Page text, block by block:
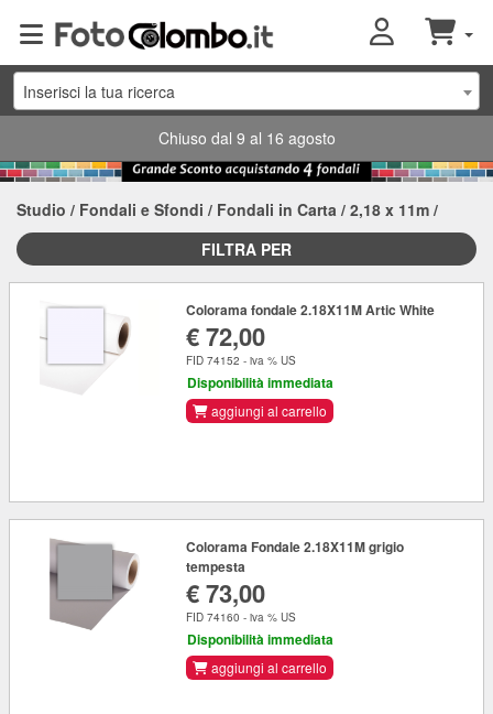
Inserisci la tua ricerca
Chiuso dal 9 al 16 agosto
Studio / Fondali e Sfondi / Fondali in Carta / 2,18 x 11m /
FILTRA PER
Colorama fondale 2.18X11M Artic White
€ 72,00
FID 74152 - iva % US
Disponibilità immediata
aggiungi al carrello
Colorama Fondale 2.18X11M grigio
tempesta
€ 73,00
FID 74160 - iva % US
Disponibilità immediata
aggiungi al carrello